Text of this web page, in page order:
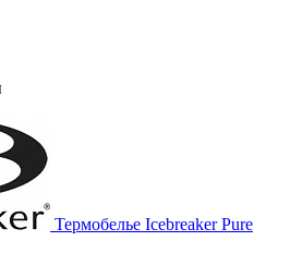
Термобелье Icebreaker Pure